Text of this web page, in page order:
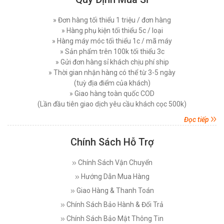
Motor Máy May Công Nghiệp Là Gì? Nên Dùng
Servo Hay Motor Thường ?
Thứ tư, 25/03/2026
Quy Trình Chi Tiết Vệ Sinh Máy May Đúng Cách
Hiệu Quả
Thứ sáu, 20/03/2026
Top Các Dòng Máy May 1 Kim Công Nghiệp
Nên Mua Nhất Hiện Nay
Thứ hai, 16/03/2026
Máy May Bị Rối Chỉ Dưới Phải Làm Sao ? Hướng
Thứ tư, 11/03/2026
Có Nên Mua Máy May Juki Nhật Đã Qua Sử
Dụng Không ? Chuyên Gia Giải Đáp
Thứ bảy, 28/02/2026
Hướng Dẫn Cách Điều Chỉnh Tốc Độ Máy May
Công Nghiệp Phù Hợp Hiệu Quả
Thứ ba, 10/02/2026
MÁY MAY BAO CẦM TAY GK9-556 CÓ BÌNH DẦU
Đăng nhập để xem giá sỉ
Giá bán lẻ:1.650.000đ
MÁY MAY BAO CẦM TAY 1 KIM 1 CHỈ GK9-370
CÔNG SUẤT 210 W
Giá bán lẻ:1.450.000đ
CHẠY PIN
Đăng nhập để xem giá sỉ
Giá bán lẻ:2.870.000đ
Chính Sách Hỗ Trợ
Chính Sách Vận Chuyển
Hướng Dẫn Mua Hàng
Giao Hàng & Thanh Toán
Chính Sách Bảo Hành & Đổi Trả
Chính Sách Bảo Mật Thông Tin
» Đơn hàng tối thiểu 1 triệu / đơn hàng
» Hàng phụ kiện tối thiểu 5c / loại
» Hàng máy móc tối thiểu 1c / mã máy
» Sản phẩm trên 100k tối thiểu 3c
» Gửi đơn hàng sỉ khách chịu phí ship
» Thời gian nhận hàng có thể từ 3-5 ngày
(tuỳ địa điểm của khách)
» Giao hàng toàn quốc COD
(Lần đầu tiên giao dịch yêu cầu khách cọc 500k)
Đọc tiếp